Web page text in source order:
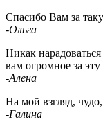
Спасибо Вам за
-Ольга
Никак
вам огромное за
-Алена
На мой взгляд,
-Галина